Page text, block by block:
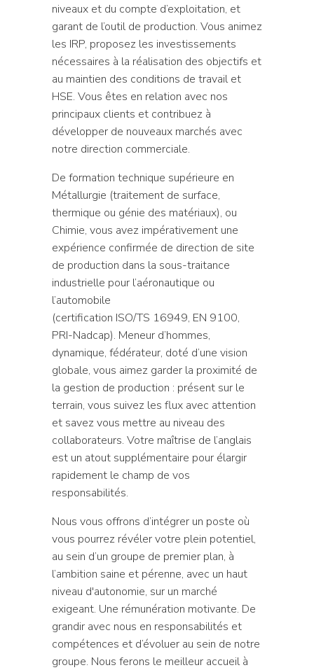
niveaux et du compte d’exploitation, et
garant de l’outil de production. Vous animez
les IRP, proposez les investissements
nécessaires à la réalisation des objectifs et
au maintien des conditions de travail et
HSE. Vous êtes en relation avec nos
principaux clients et contribuez à
développer de nouveaux marchés avec
notre direction commerciale.
De formation technique supérieure en
Métallurgie (traitement de surface,
thermique ou génie des matériaux), ou
Chimie, vous avez impérativement une
expérience confirmée de direction de site
de production dans la sous-traitance
industrielle pour l’aéronautique ou
l’automobile
(certification ISO/TS 16949, EN 9100,
PRI-Nadcap). Meneur d’hommes,
dynamique, fédérateur, doté d’une vision
globale, vous aimez garder la proximité de
la gestion de production : présent sur le
terrain, vous suivez les flux avec attention
et savez vous mettre au niveau des
collaborateurs. Votre maîtrise de l’anglais
est un atout supplémentaire pour élargir
rapidement le champ de vos
responsabilités.
Nous vous offrons d’intégrer un poste où
vous pourrez révéler votre plein potentiel,
au sein d’un groupe de premier plan, à
l’ambition saine et pérenne, avec un haut
niveau d'autonomie, sur un marché
exigeant. Une rémunération motivante. De
grandir avec nous en responsabilités et
compétences et d’évoluer au sein de notre
groupe. Nous ferons le meilleur accueil à